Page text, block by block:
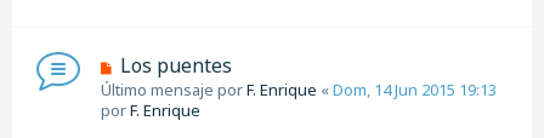
Los puentes
Último mensaje porF. Enrique «Dom, 14 Jun 2015 19:13
porF. Enrique